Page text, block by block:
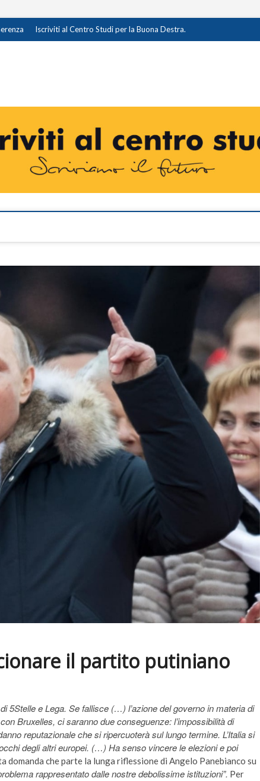
Iscriviti al Centro Studi per la Buona Destra.
il partito putiniano
5Stelle e Lega. Se fallisce (…) l’azione del governo in materia di
Bruxelles, ci saranno due conseguenze: l’impossibilità di
reputazionale che si ripercuoterà sul lungo termine. L’Italia si
degli altri europei. (…) Hasenso vincere le elezioni e poi
domanda che parte la lunga riflessione di Angelo Panebianco su
rappresentato dalle nostre debolissime istituzioni”. Per